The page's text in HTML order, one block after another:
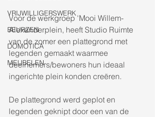
VRIJWILLIGERSWERK
BEURZEN
DOMOTICA
MEUBELEN
Voor de werkgroep 'Mooi Willem-
Alexanderplein, heeft Studio Ruimte
van de zomer een plattegrond met
legenden gemaakt waarmee
deelnemers/bewoners hun ideaal
ingerichte plein konden creëren.
De plattegrond werd geplot en
legenden geknipt door een van de